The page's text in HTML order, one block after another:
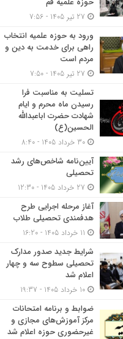
ورود به حوزه علمیه انتخاب
راهی برای خدمت به دین و
مردم است
تسلیت به مناسبت فرا
رسیدن ماه محرم و ایام
شهادت حضرت اباعبدالله
الحسین(ع)
آیین‌نامه شاخص‌های رشد
تحصیلی
آغاز مرحله اجرایی طرح
هدفمندی تحصیلی طلاب
شرایط جدید صدور مدارک
تحصیلی سطوح سه و چهار
اعلام شد
ضوابط و برنامه امتحانات
مرکز آموزش‌های مجازی و
غیرحضوری حوزه اعلام شد